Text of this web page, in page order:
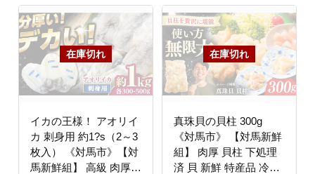
イカの王様！ アオリイ
カ 刺身用 約1?s（2～3
枚入） 《対馬市》【対
馬新鮮組】 高級 肉厚
真珠貝の貝柱 300g
《対馬市》 【対馬新鮮
組】 肉厚 貝柱 下処理
済 貝 新鮮 特産品 冷凍